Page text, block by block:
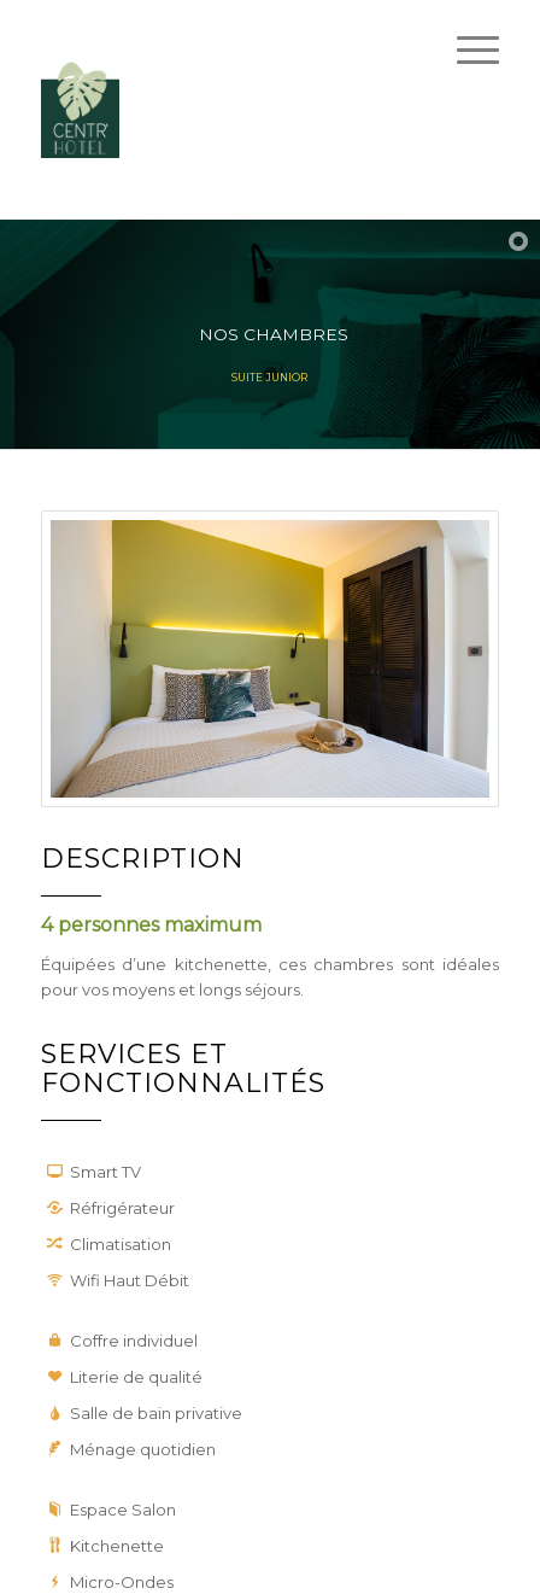
NOS CHAMBRES
SUITE JUNIOR
DESCRIPTION
4 personnes maximum
Équipées d’une kitchenette, ces chambres sont idéales
pour vos moyens et longs séjours.
SERVICES ET
FONCTIONNALITÉS
Smart TV
Réfrigérateur
Climatisation
Wifi Haut Débit
Coffre individuel
Literie de qualité
Salle de bain privative
Ménage quotidien
Espace Salon
Kitchenette
Micro-Ondes